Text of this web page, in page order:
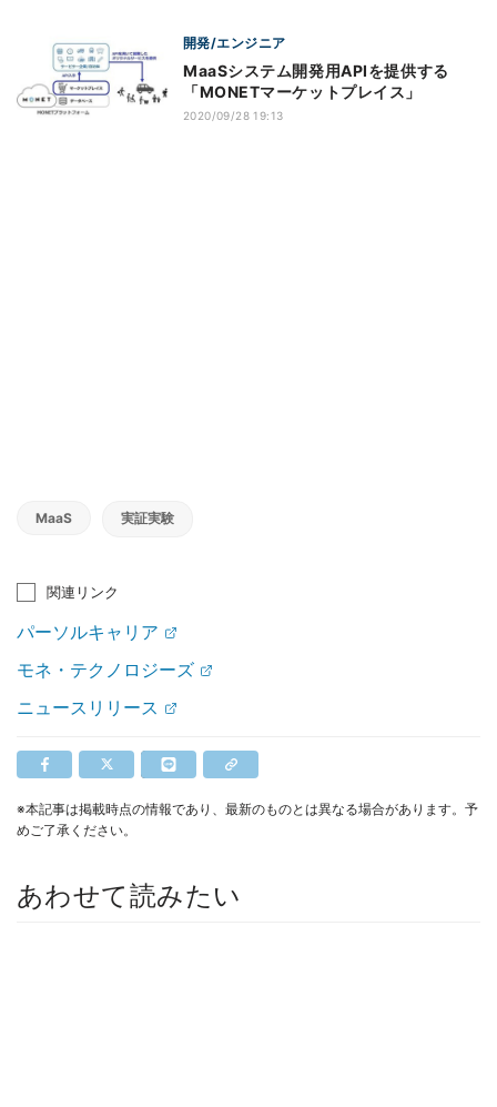
開発/エンジニア
MaaSシステム開発用APIを提供する
「MONETマーケットプレイス」
2020/09/28 19:13
MaaS 実証実験
関連リンク
パーソルキャリア
モネ・テクノロジーズ
ニュースリリース
※本記事は掲載時点の情報であり、最新のものとは異なる場合があります。予
めご了承ください。
あわせて読みたい